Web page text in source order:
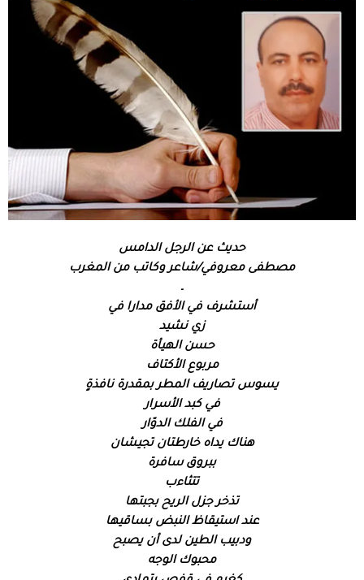
حديث عن الرجل الدامس
مصطفى معروفي/شاعر وكاتب من المغرب
ـ
أستشرف في الأفق مدارا في
زي نشيد
حسن الهيأة
مربوع الأكتاف
يسوس تصاريف المطر بمقدرة نافذةٍ
في كبد الأسرار
في الفلك الدوّار
هناك يداه خارطتان تجيشان
ببروق سافرة
تتثاءب
تذخر جزل الريح بجبتها
عند استيقاظ النبض بساقيها
ودبيب الطين لدى أن يصبح
محبوك الوجه